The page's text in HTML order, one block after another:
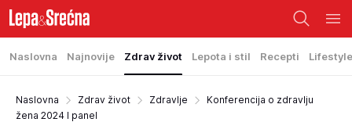
Naslovna Najnovije Zdrav život Lepota i stil Recepti Lifestyle
Naslovna Zdrav život Zdravlje
Konferencija o zdravlju
žena 2024 I panel